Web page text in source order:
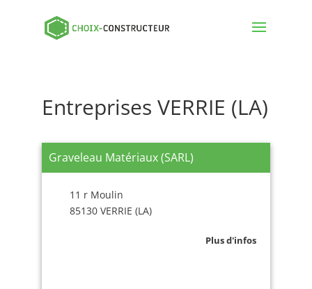
Entreprises VERRIE (LA)
Graveleau Matériaux (SARL)
11 r Moulin
85130 VERRIE (LA)
Plus d'infos